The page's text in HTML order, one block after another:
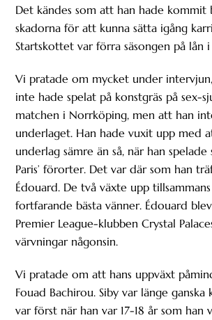
Det kändes som att han hade kommit
skadorna för att kunna sätta igång
Startskottet var förra säsongen på lån i
Vi pratade om mycket under
inte hade spelat på konstgräs på sex-
matchen i Norrköping, men att han
underlaget. Han hade vuxit upp med
underlag sämre än så, när han
Paris’ förorter. Det var där som han
Édouard. De två växte upp
fortfarande bästa vänner. Édouard
Premier League-klubben Crystal
värvningar någonsin.
Vi pratade om att hans uppväxt
Fouad Bachirou. Siby var länge
var först när han var 17-18 år som han